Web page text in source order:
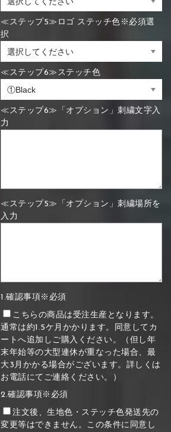
≪ステップ5≫ロゴ ステッチ色※必須選
択
≪ステップ6≫ステッチ色
≪ステップ6≫「オプション」刺繍文字入
力
≪ステップ5≫「オプション」刺繍場所を
入力
1.確認事項※必須
こちらの商品は受注生産となります。
通常は約1.5ケ月かかります。同意してカ
ートへ追加しご購入ください。（但し年
末年始等の大型連休が重なった場合、最
大3月かかる場合がございます。詳しくは
お電話にてご連絡ください。）
2.確認事項※必須
注文後、生地色・ステッチ色発送先の
変更等はできません。この条件に同意し